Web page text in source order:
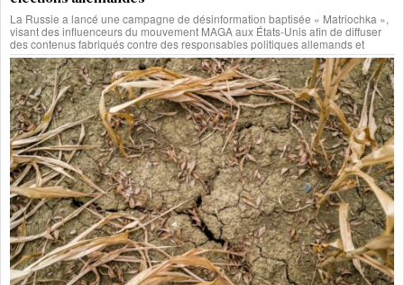
La Russie a lancé une campagne de désinformation baptisée « Matriochka »,
visant des influenceurs du mouvement MAGA aux États-Unis afin de diffuser
des contenus fabriqués contre des responsables politiques allemands et